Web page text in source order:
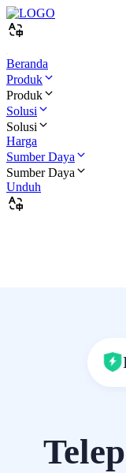
Beranda
Produk
Produk
Solusi
Solusi
Harga
Sumber Daya
Sumber Daya
Unduh